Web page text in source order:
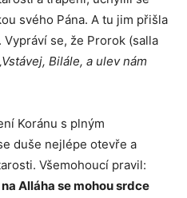
svého Pána. A tu jim přišla
se, že Prorok (salla
Bilále, a ulev nám
Koránu s plným
duše nejlépe otevře a
Všemohoucí pravil:
Alláha se mohou srdce